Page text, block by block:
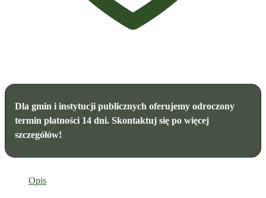
Dla gmin i instytucji publicznych oferujemy odroczony
termin płatności 14 dni. Skontaktuj się po więcej
szczegółów!
Opis